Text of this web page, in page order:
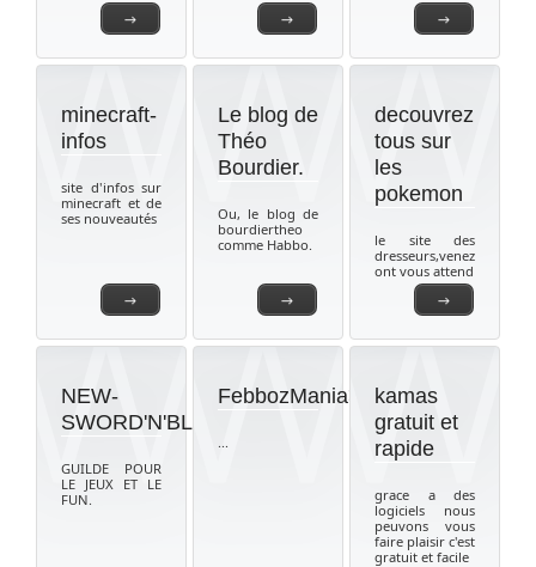
→ → →
→
minecraft-
infos
site d'infos sur
minecraft et de
ses nouveautés
→
Le blog de
Théo
Bourdier.
Ou, le blog de
bourdiertheo
comme Habbo.
→
decouvrez
tous sur
les
pokemon
le site des
dresseurs,venez
ont vous attend
NEW-
SWORD'N'BLASTERS
GUILDE POUR
LE JEUX ET LE
FUN.
FebbozMania>
...
kamas
gratuit et
rapide
grace a des
logiciels nous
peuvons vous
faire plaisir c'est
gratuit et facile